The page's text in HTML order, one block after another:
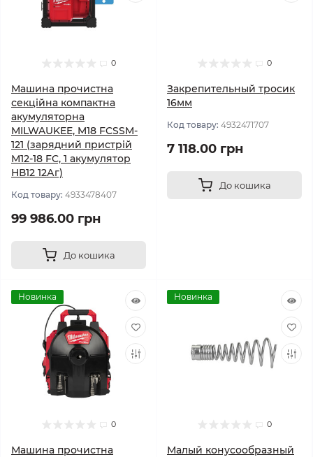
0
Машина прочистна
секційна компактна
акумуляторна
MILWAUKEE, M18 FCSSM-
121 (зарядний пристрій
М12-18 FC, 1 акумулятор
НВ12 12Аг)
Код товару: 4933478407
99 986.00 грн
До кошика
0
Закрепительный тросик
16мм
Код товару: 4932471707
7 118.00 грн
До кошика
Новинка
0
Машина прочистна
Новинка
0
Малый конусообразный